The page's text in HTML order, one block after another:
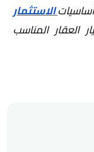
الاستثمار
العقار المناسب